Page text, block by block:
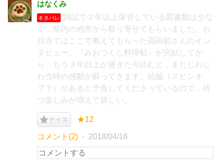
はなくみ
ネタバレ
雑誌で２年以上保管している図書館は少な
く，県内の他市から取り寄せてもらいました。お
目当てはここで教えてもらった高田郁さんのイン
タビュー。『みおつくし料理帖』が完結してか
ら、もう３年以上が過ぎた今読むと，またじわじ
わ当時の感動が蘇ってきます。続編（スピンオ
フ？）があると予告してくださっているので，待
つ楽しみが増えて嬉しい。
ナイス ★12
コメント(2) 2018/04/16